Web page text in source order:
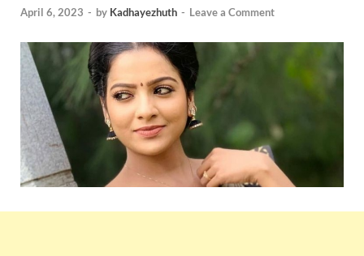
April 6, 2023 - by Kadhayezhuth - Leave a Comment